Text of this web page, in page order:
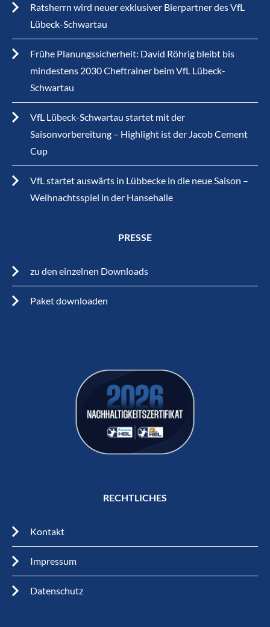
Ratsherrn wird neuer exklusiver Bierpartner des VfL
Lübeck-Schwartau
Frühe Planungssicherheit: David Röhrig bleibt bis
mindestens 2030 Cheftrainer beim VfL Lübeck-
Schwartau
VfL Lübeck-Schwartau startet mit der
Saisonvorbereitung – Highlight ist der Jacob Cement
Cup
VfL startet auswärts in Lübbecke in die neue Saison –
Weihnachtsspiel in der Hansehalle
PRESSE
zu den einzelnen Downloads
Paket downloaden
RECHTLICHES
Kontakt
Impressum
Datenschutz